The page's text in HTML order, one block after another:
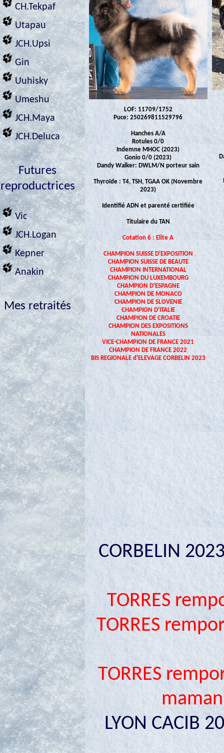
CH.Tekpaf
Utapau
JCH.Upsi
Gin
Uuhisky
Umeshu
JCH.Maya
JCH.Deluca
Futures
reproductrices
Vic
JCH.Logan
Kepner
Anakin
Mes retraités
LOF: 11709/1752
Puce: 250269811529796
Hanches A/A
Rotules 0/0
Indemne MHOC (2023)
Gonio 0/0 (2023)
Dandy Walker: DWLM/N porteur sain
Thyroïde : T4, TSH, TGAA OK (Novembre
2023)
Identifié ADN et parenté certifiée
Titulaire du TAN
Cotation 6 : Elite A
CHAMPION SUISSE D'EXPOSITION
CHAMPION SUISSE DE BEAUTE
CHAMPION INTERNATIONAL
CHAMPION DU LUXEMBOURG
CHAMPION D'ESPAGNE
CHAMPION DE MONACO
CHAMPION DE SLOVENIE
CHAMPION D'ITALIE
CHAMPION DE CROATIE
CHAMPION DES EXPOSITIONS
NATIONALES
VICE-CHAMPION DE FRANCE 2021
CHAMPION DE FRANCE 2022
BIS REGIONALE d'ELEVAGE CORBELIN 2023
CORBELIN
TORRES
TORRES
TORRES
maman
LYON CACIB